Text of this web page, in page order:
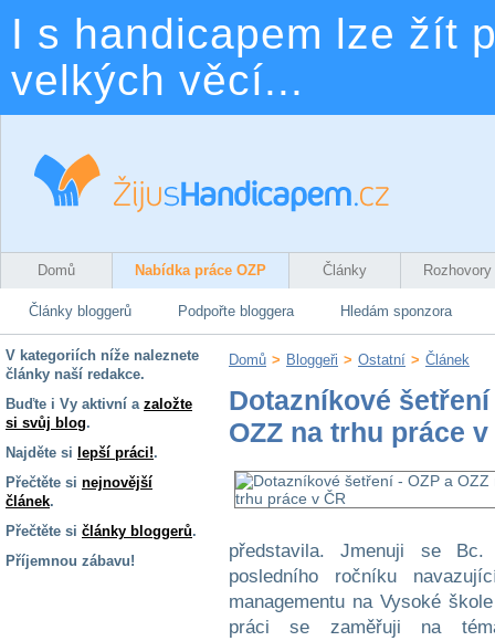
I s handicapem lze žít
velkých věcí...
Domů Nabídka práce OZP Články Rozhovory
Články bloggerů Podpořte bloggera Hledám sponzora
V kategoriích níže naleznete
články naší redakce.
Buďte i Vy aktivní a založte
si svůj blog.
Najděte si lepší práci!.
Přečtěte si nejnovější
článek.
Přečtěte si články bloggerů.
Příjemnou zábavu!
Domů > Bloggeři > Ostatní > Článek
Dotazníkové šetření
OZZ na trhu práce v
představila. Jmenuji se
posledního ročníku
managementu na Vysoké
práci se zaměřuji na téma